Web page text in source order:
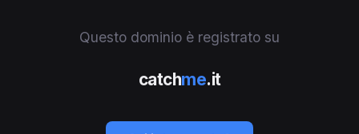
Questo dominio è registrato su
catchme.it